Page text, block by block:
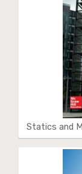
Statics and